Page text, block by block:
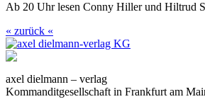
Ab 20 Uhr lesen Conny Hiller und Hiltrud
« zurück «
axel dielmann – verlag
Kommanditgesellschaft in Frankfurt am